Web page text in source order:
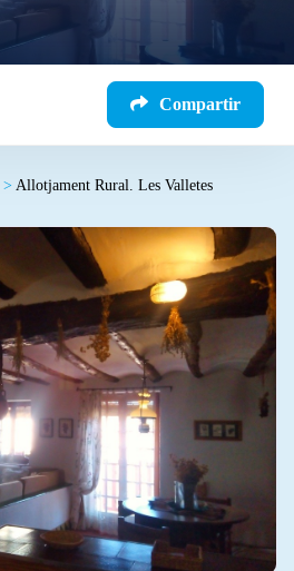
Compartir
> Allotjament Rural. Les Valletes